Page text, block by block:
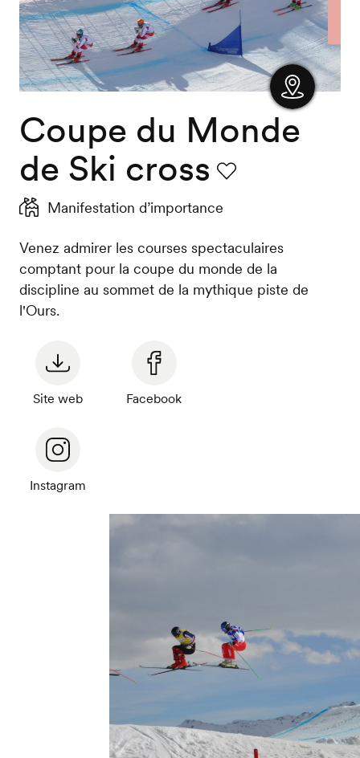
Afficher
Coupe du Monde
de Ski cross
Manifestation d’importance
Venez admirer les courses spectaculaires
comptant pour la coupe du monde de la
discipline au sommet de la mythique piste de
l'Ours.
Site web Facebook
Instagram